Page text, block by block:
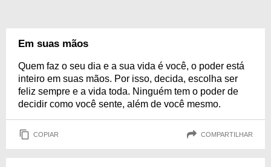
Em suas mãos
Quem faz o seu dia e a sua vida é você, o poder está
inteiro em suas mãos. Por isso, decida, escolha ser
feliz sempre e a vida toda. Ninguém tem o poder de
decidir como você sente, além de você mesmo.
COPIAR COMPARTILHAR